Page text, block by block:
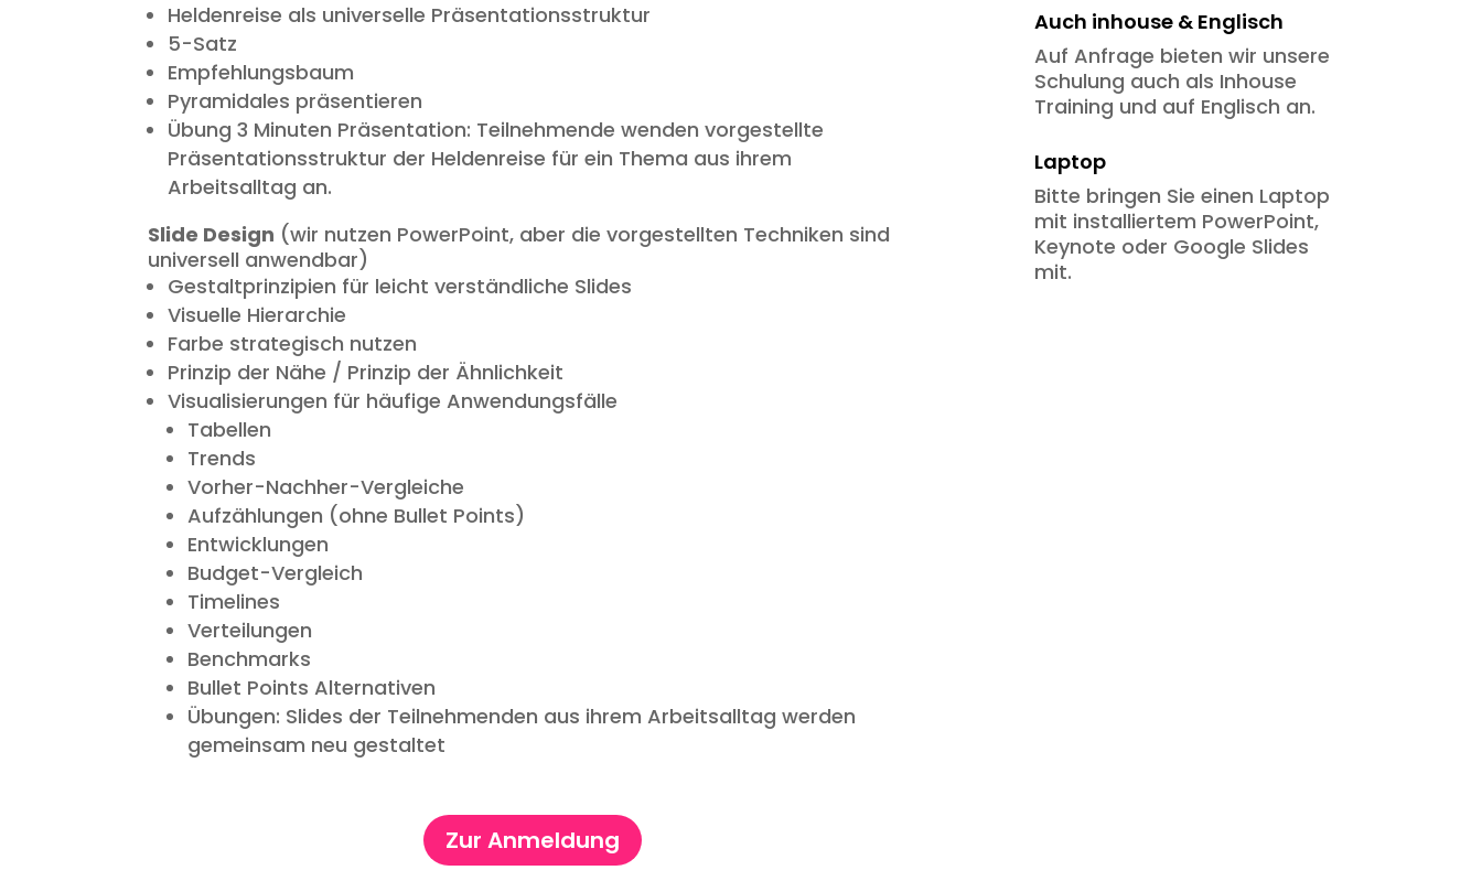
Heldenreise als universelle Präsentationsstruktur
5-Satz
Empfehlungsbaum
Pyramidales präsentieren
Übung 3 Minuten Präsentation: Teilnehmende wenden vorgestellte
Präsentationsstruktur der Heldenreise für ein Thema aus ihrem
Arbeitsalltag an.
Slide Design (wir nutzen PowerPoint, aber die vorgestellten Techniken sind
universell anwendbar)
Gestaltprinzipien für leicht verständliche Slides
Visuelle Hierarchie
Farbe strategisch nutzen
Prinzip der Nähe / Prinzip der Ähnlichkeit
Visualisierungen für häufige Anwendungsfälle
Tabellen
Trends
Vorher-Nachher-Vergleiche
Aufzählungen (ohne Bullet Points)
Entwicklungen
Budget-Vergleich
Timelines
Verteilungen
Benchmarks
Bullet Points Alternativen
Übungen: Slides der Teilnehmenden aus ihrem Arbeitsalltag werden
gemeinsam neu gestaltet
Zur Anmeldung
Auch inhouse & Englisch
Auf Anfrage bieten wir unsere
Schulung auch als Inhouse
Training und auf Englisch an.
Laptop
Bitte bringen Sie einen Laptop
mit installiertem PowerPoint,
Keynote oder Google Slides
mit.